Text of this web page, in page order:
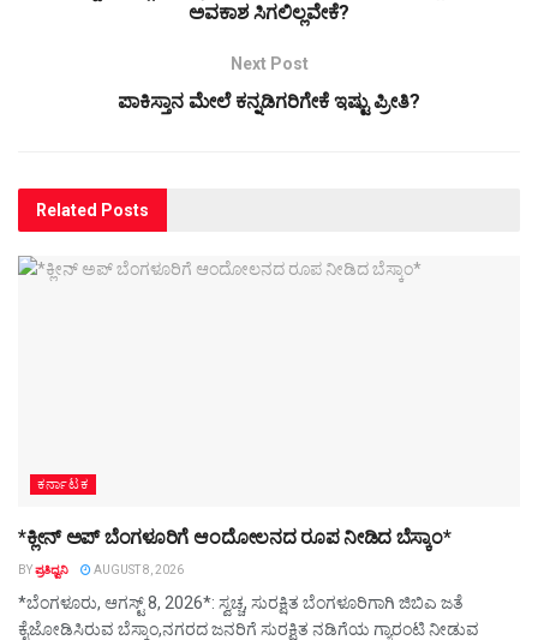
ಅವಕಾಶ ಸಿಗಲಿಲ್ಲವೇಕೆ?
Next Post
ಪಾಕಿಸ್ತಾನ ಮೇಲೆ ಕನ್ನಡಿಗರಿಗೇಕೆ ಇಷ್ಟು ಪ್ರೀತಿ?
Related Posts
ಕರ್ನಾಟಕ
*ಕ್ಲೀನ್ ಅಪ್ ಬೆಂಗಳೂರಿಗೆ ಆಂದೋಲನದ ರೂಪ ನೀಡಿದ ಬೆಸ್ಕಾಂ*
BYಪ್ರತಿಧ್ವನಿ AUGUST 8, 2026
*ಬೆಂಗಳೂರು, ಆಗಸ್ಟ್ 8, 2026*: ಸ್ವಚ್ಚ, ಸುರಕ್ಷಿತ ಬೆಂಗಳೂರಿಗಾಗಿ ಜಿಬಿಎ ಜತೆ
ಕೈಜೋಡಿಸಿರುವ ಬೆಸ್ಕಾಂ,ನಗರದ ಜನರಿಗೆ ಸುರಕ್ಷಿತ ನಡಿಗೆಯ ಗ್ಯಾರಂಟಿ ನೀಡುವ